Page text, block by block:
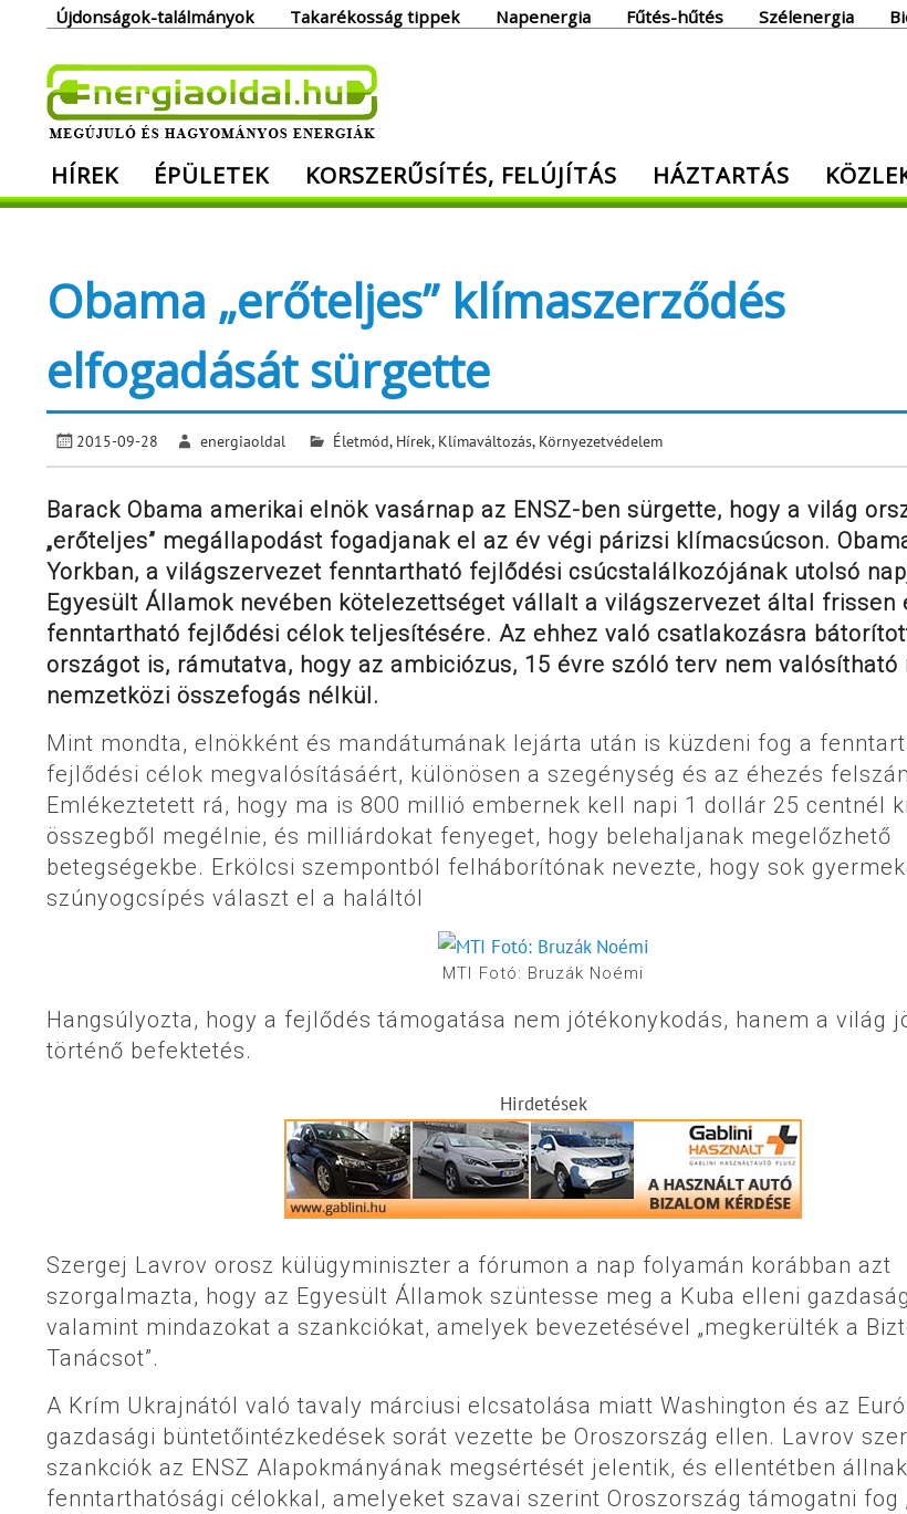
Újdonságok-találmányok Takarékosság tippek Napenergia Fűtés-hűtés Szélenergia
Megújuló és hagyományos energiák. Minden, ami energia!
HÍREK ÉPÜLETEK KORSZERŰSÍTÉS, FELÚJÍTÁS HÁZTARTÁS
Obama „erőteljes” klímaszerződés
elfogadását sürgette
2015-09-28 energiaoldal Életmód, Hírek, Klímaváltozás, Környezetvédelem
Barack Obama amerikai elnök vasárnap az ENSZ-ben sürgette, hogy a világ
„erőteljes” megállapodást fogadjanak el az év végi párizsi klímacsúcson.
Yorkban, a világszervezet fenntartható fejlődési csúcstalálkozójának utolsó
Egyesült Államok nevében kötelezettséget vállalt a világszervezet által frissen
fenntartható fejlődési célok teljesítésére. Az ehhez való csatlakozásra
országot is, rámutatva, hogy az ambiciózus, 15 évre szóló terv nem valósítható
nemzetközi összefogás nélkül.
Mint mondta, elnökként és mandátumának lejárta után is küzdeni fog a
fejlődési célok megvalósításáért, különösen a szegénység és az éhezés
Emlékeztetett rá, hogy ma is 800 millió embernek kell napi 1 dollár 25 centnél
összegből megélnie, és milliárdokat fenyeget, hogy belehaljanak megelőzhető
betegségekbe. Erkölcsi szempontból felháborítónak nevezte, hogy sok
szúnyogcsípés választ el a haláltól
MTI Fotó: Bruzák Noémi
Hangsúlyozta, hogy a fejlődés támogatása nem jótékonykodás, hanem a világ
történő befektetés.
Hirdetések
Szergej Lavrov orosz külügyminiszter a fórumon a nap folyamán korábban azt
szorgalmazta, hogy az Egyesült Államok szüntesse meg a Kuba elleni
valamint mindazokat a szankciókat, amelyek bevezetésével „megkerülték a
Tanácsot”.
A Krím Ukrajnától való tavaly márciusi elcsatolása miatt Washington és az
gazdasági büntetőintézkedések sorát vezette be Oroszország ellen. Lavrov
szankciók az ENSZ Alapokmányának megsértését jelentik, és ellentétben
fenntarthatósági célokkal, amelyeket szavai szerint Oroszország támogatni fog